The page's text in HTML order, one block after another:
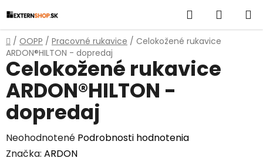
na
obsah
Hľadať
KOŠÍK
Domov
/ OOPP / Pracovné rukavice / Celokožené rukavice
ARDON®HILTON - dopredaj
Celokožené rukavice
ARDON®HILTON -
dopredaj
Priemerné
hodnotenie
Neohodnotené Podrobnosti hodnotenia
Značka: ARDON